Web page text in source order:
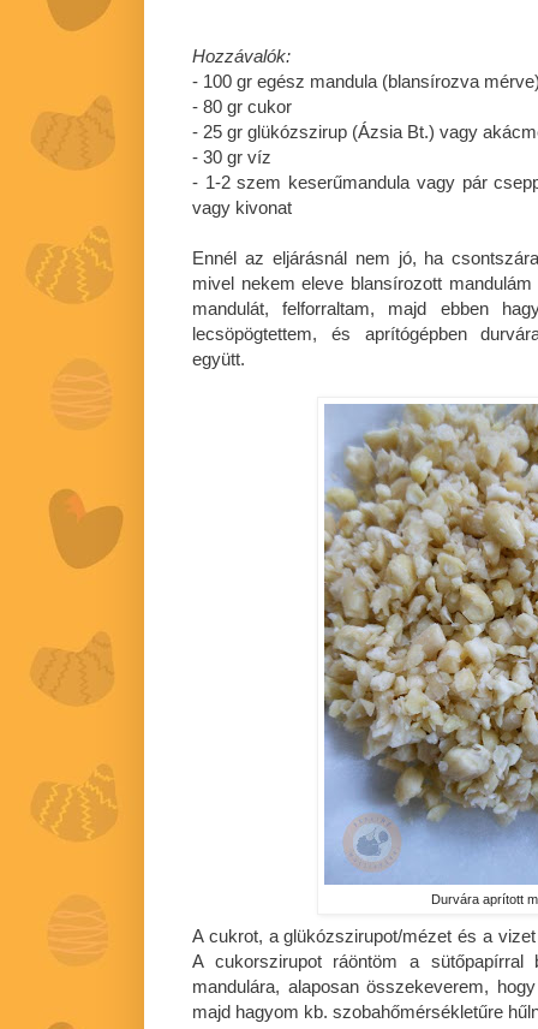
Hozzávalók:
- 100 gr egész mandula (blansírozva
- 80 gr cukor
- 25 gr glükózszirup (Ázsia Bt.) vagy
- 30 gr víz
- 1-2 szem keserűmandula vagy pár
vagy kivonat
Ennél az eljárásnál nem jó, ha
mivel nekem eleve blansírozott
mandulát, felforraltam, majd ebben
lecsöpögtettem, és aprítógépben
együtt.
Durvára aprított
A cukrot, a glükózszirupot/mézet és a
A cukorszirupot ráöntöm a sütőpapírral
mandulára, alaposan összekeverem,
majd hagyom kb. szobahőmérsékletűre